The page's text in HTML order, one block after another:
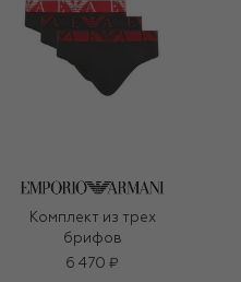
Комплект из трех
брифов
6 470 ₽